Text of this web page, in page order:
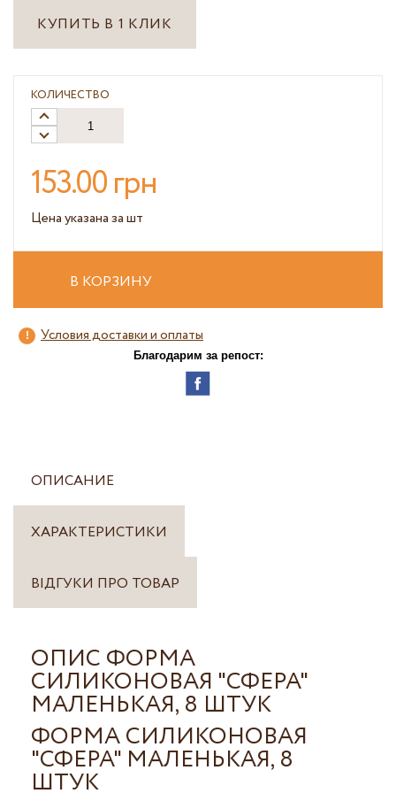
КУПИТЬ В 1 КЛИК
КОЛИЧЕСТВО
153.00 грн
Цена указана за шт
В КОРЗИНУ
Условия доставки и оплаты
Благодарим за репост:
ОПИСАНИЕ
ХАРАКТЕРИСТИКИ
ВІДГУКИ ПРО ТОВАР
ОПИС ФОРМА
СИЛИКОНОВАЯ "СФЕРА"
МАЛЕНЬКАЯ, 8 ШТУК
ФОРМА СИЛИКОНОВАЯ
"СФЕРА" МАЛЕНЬКАЯ, 8
ШТУК